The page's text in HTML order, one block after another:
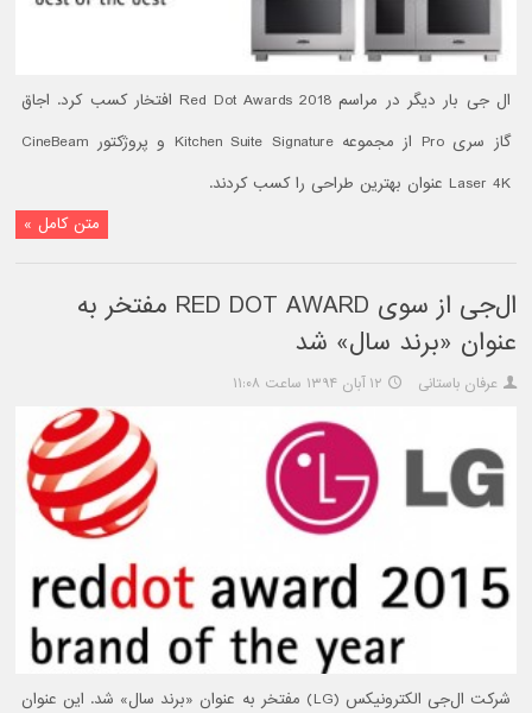
ال جی بار دیگر در مراسم Red Dot Awards 2018 افتخار کسب کرد. اجاق
گاز سری Pro از مجموعه Kitchen Suite Signature و پروژکتور CineBeam
Laser 4K عنوان بهترین طراحی را کسب کردند.
متن کامل »
ال‌جی از سوی RED DOT AWARD مفتخر به
عنوان «برند سال» شد
عرفان باستانی ۱۲ آبان ۱۳۹۴ ساعت ۱۱:۰۸
شرکت ال‌جی الکترونیکس (LG) مفتخر به عنوان «برند سال» شد. این عنوان